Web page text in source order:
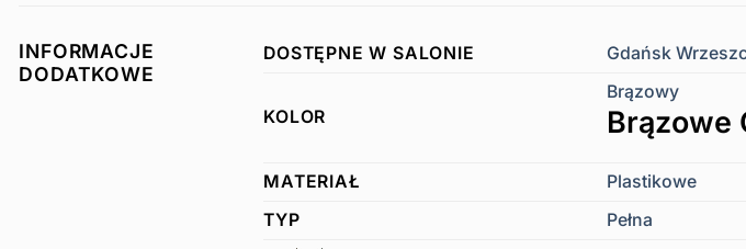
INFORMACJE
DODATKOWE
DOSTĘPNE W SALONIE Gdańsk
KOLOR
Brązowy
Brązowe
MATERIAŁ
Plastikowe
TYP
Pełna